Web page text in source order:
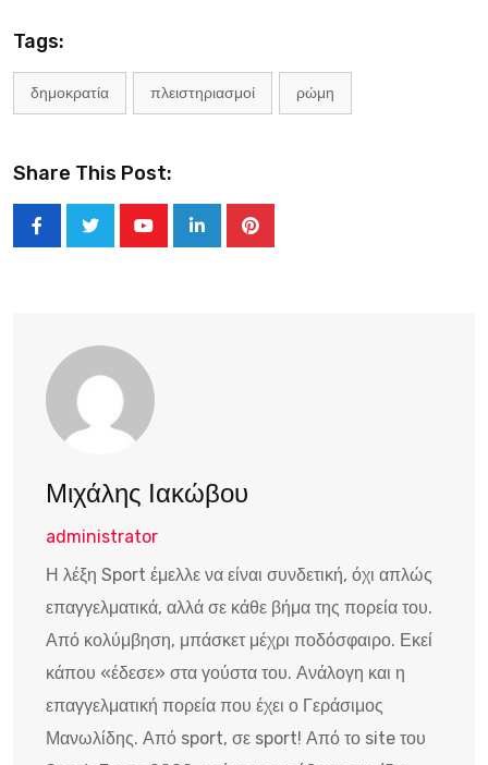
Tags:
δημοκρατία πλειστηριασμοί ρώμη
Share This Post:
LinkedInPinterest
Μιχάλης Ιακώβου
administrator
Η λέξη Sport έμελλε να είναι συνδετική, όχι απλώς
επαγγελματικά, αλλά σε κάθε βήμα της πορεία του.
Από κολύμβηση, μπάσκετ μέχρι ποδόσφαιρο. Εκεί
κάπου «έδεσε» στα γούστα του. Ανάλογη και η
επαγγελματική πορεία που έχει ο Γεράσιμος
Μανωλίδης. Από sport, σε sport! Από το site του